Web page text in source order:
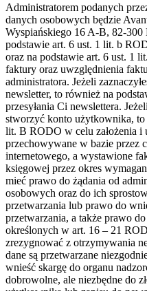
Administratorem podanych
danych osobowych będzie
Wyspiańskiego 16 A-B, 82-300
podstawie art. 6 ust. 1 lit. b
oraz na podstawie art. 6 ust. 1
faktury oraz uwzględnienia
administratora. Jeżeli
newsletter, to również na
przesyłania Ci newslettera.
stworzyć konto użytkownika, to
lit. B RODO w celu założenia i
przechowywane w bazie przez
internetowego, a wystawione
księgowej przez okres
mieć prawo do żądania od
osobowych oraz do ich
przetwarzania lub prawo do
przetwarzania, a także prawo
określonych w art. 16 – 21
zrezygnować z otrzymywania
dane są przetwarzane
wnieść skargę do organu
dobrowolne, ale niezbędne do